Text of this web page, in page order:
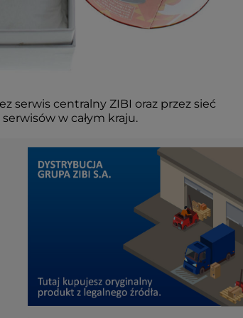
serwis centralny ZIBI oraz przez sieć
w całym kraju.